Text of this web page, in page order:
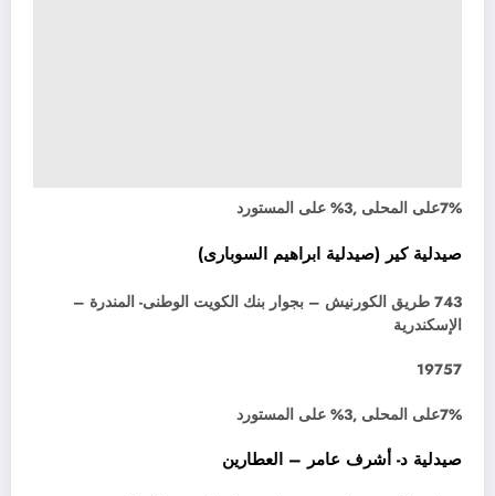
7%على المحلى ,3% على المستورد
صيدلية كير (صيدلية ابراهيم السوبارى)
743 طريق الكورنيش – بجوار بنك الكويت الوطنى- المندرة –
الإسكندرية
19757
7%على المحلى ,3% على المستورد
صيدلية د- أشرف عامر – العطارين